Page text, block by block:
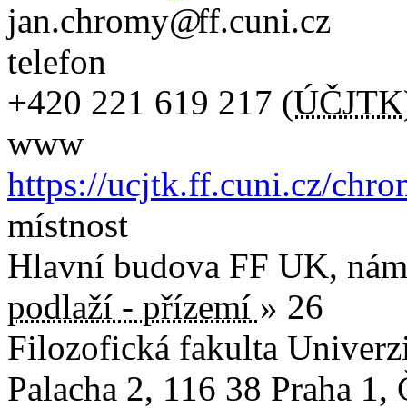
jan.chromy
ff.cuni.cz
telefon
+420 221 619 217 (ÚČJTK
www
https://ucjtk.ff.cuni.cz/
místnost
Hlavní budova FF UK,
podlaží - přízemí » 26
Filozofická fakulta
Palacha 2, 116 38 Praha 1,